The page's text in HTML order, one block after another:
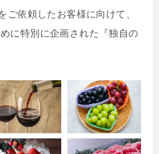
ご依頼したお客様に向けて、
に特別に企画された『独自の